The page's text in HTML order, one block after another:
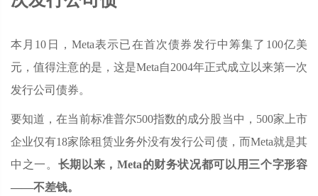
本月10日，Meta表示已在首次债券发行中筹集了100亿美
元，值得注意的是，这是Meta自2004年正式成立以来第一次
发行公司债券。
要知道，在当前标准普尔500指数的成分股当中，500家上市
企业仅有18家除租赁业务外没有发行公司债，而Meta就是其
中之一。 长期以来，Meta的财务状况都可以用三个字形容
——不差钱。